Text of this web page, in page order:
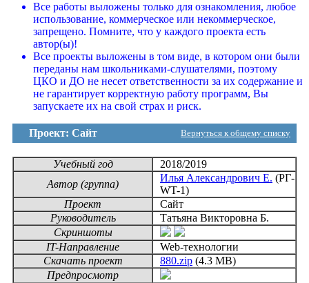
Все работы выложены только для ознакомления, любое
использование, коммерческое или некоммерческое,
запрещено. Помните, что у каждого проекта есть
автор(ы)!
Все проекты выложены в том виде, в котором они были
переданы нам школьниками-слушателями, поэтому
ЦКО и ДО не несет ответственности за их содержание и
не гарантирует корректную работу программ, Вы
запускаете их на свой страх и риск.
Проект: Сайт Вернуться к общему списку
Учебный год
2018/2019
Автор (группа)
Илья Александрович Е. (РГ-
WT-1)
Проект
Сайт
Руководитель
Татьяна Викторовна Б.
Скриншоты
IT-Направление
Web-технологии
Скачать проект
880.zip (4.3 MB)
Предпросмотр